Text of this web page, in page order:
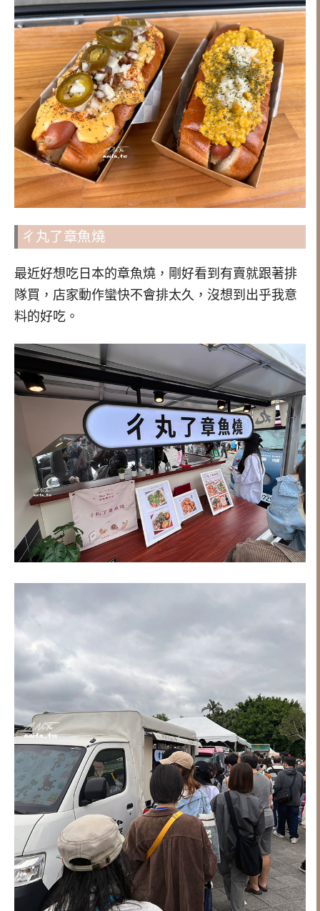
ㄔ丸了章魚燒
最近好想吃日本的章魚燒，剛好看到有賣就跟著排
隊買，店家動作蠻快不會排太久，沒想到出乎我意
料的好吃。